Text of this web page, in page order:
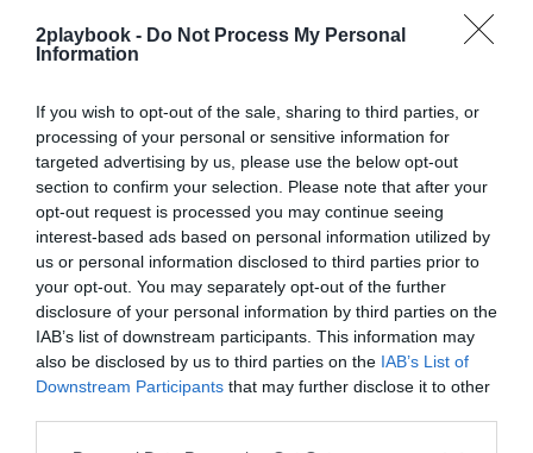
2playbook - Do Not Process My Personal
Information
If you wish to opt-out of the sale, sharing to third parties, or
processing of your personal or sensitive information for
targeted advertising by us, please use the below opt-out
section to confirm your selection. Please note that after your
opt-out request is processed you may continue seeing
interest-based ads based on personal information utilized by
us or personal information disclosed to third parties prior to
your opt-out. You may separately opt-out of the further
disclosure of your personal information by third parties on the
IAB’s list of downstream participants. This information may
also be disclosed by us to third parties on the IAB’s List of
Downstream Participants that may further disclose it to other
Índex 2P
Ligue 1
Añadir2Playbook
Mantente informado con las últimas noticias de actualidad.
ACTIVAR AHORA
Compartir
Imprimir